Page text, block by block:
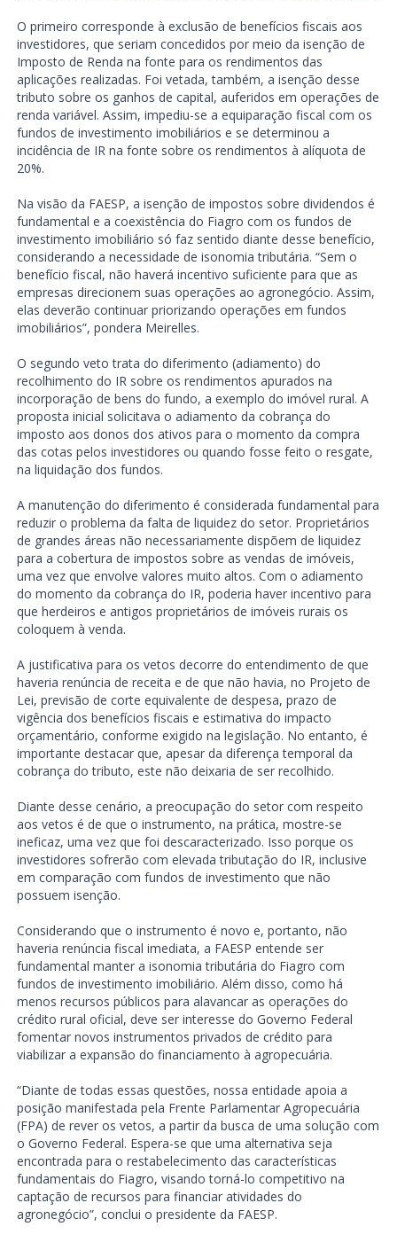
O primeiro corresponde à exclusão de benefícios fiscais aos
investidores, que seriam concedidos por meio da isenção de
Imposto de Renda na fonte para os rendimentos das
aplicações realizadas. Foi vetada, também, a isenção desse
tributo sobre os ganhos de capital, auferidos em operações de
renda variável. Assim, impediu-se a equiparação fiscal com os
fundos de investimento imobiliários e se determinou a
incidência de IR na fonte sobre os rendimentos à alíquota de
20%.
Na visão da FAESP, a isenção de impostos sobre dividendos é
fundamental e a coexistência do Fiagro com os fundos de
investimento imobiliário só faz sentido diante desse benefício,
considerando a necessidade de isonomia tributária. “Sem o
benefício fiscal, não haverá incentivo suficiente para que as
empresas direcionem suas operações ao agronegócio. Assim,
elas deverão continuar priorizando operações em fundos
imobiliários”, pondera Meirelles.
O segundo veto trata do diferimento (adiamento) do
recolhimento do IR sobre os rendimentos apurados na
incorporação de bens do fundo, a exemplo do imóvel rural. A
proposta inicial solicitava o adiamento da cobrança do
imposto aos donos dos ativos para o momento da compra
das cotas pelos investidores ou quando fosse feito o resgate,
na liquidação dos fundos.
A manutenção do diferimento é considerada fundamental para
reduzir o problema da falta de liquidez do setor. Proprietários
de grandes áreas não necessariamente dispõem de liquidez
para a cobertura de impostos sobre as vendas de imóveis,
uma vez que envolve valores muito altos. Com o adiamento
do momento da cobrança do IR, poderia haver incentivo para
que herdeiros e antigos proprietários de imóveis rurais os
coloquem à venda.
A justificativa para os vetos decorre do entendimento de que
haveria renúncia de receita e de que não havia, no Projeto de
Lei, previsão de corte equivalente de despesa, prazo de
vigência dos benefícios fiscais e estimativa do impacto
orçamentário, conforme exigido na legislação. No entanto, é
importante destacar que, apesar da diferença temporal da
cobrança do tributo, este não deixaria de ser recolhido.
Diante desse cenário, a preocupação do setor com respeito
aos vetos é de que o instrumento, na prática, mostre-se
ineficaz, uma vez que foi descaracterizado. Isso porque os
investidores sofrerão com elevada tributação do IR, inclusive
em comparação com fundos de investimento que não
possuem isenção.
Considerando que o instrumento é novo e, portanto, não
haveria renúncia fiscal imediata, a FAESP entende ser
fundamental manter a isonomia tributária do Fiagro com
fundos de investimento imobiliário. Além disso, como há
menos recursos públicos para alavancar as operações do
crédito rural oficial, deve ser interesse do Governo Federal
fomentar novos instrumentos privados de crédito para
viabilizar a expansão do financiamento à agropecuária.
“Diante de todas essas questões, nossa entidade apoia a
posição manifestada pela Frente Parlamentar Agropecuária
(FPA) de rever os vetos, a partir da busca de uma solução com
o Governo Federal. Espera-se que uma alternativa seja
encontrada para o restabelecimento das características
fundamentais do Fiagro, visando torná-lo competitivo na
captação de recursos para financiar atividades do
agronegócio”, conclui o presidente da FAESP.